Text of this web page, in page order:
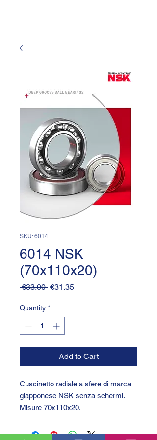
SKU: 6014
6014 NSK
(70x110x20)
€33.00 Regular
€31.35Sale
Quantity *
Add to Cart
Cuscinetto radiale a sfere di marca
giapponese NSK senza schermi.
Misure 70x110x20.